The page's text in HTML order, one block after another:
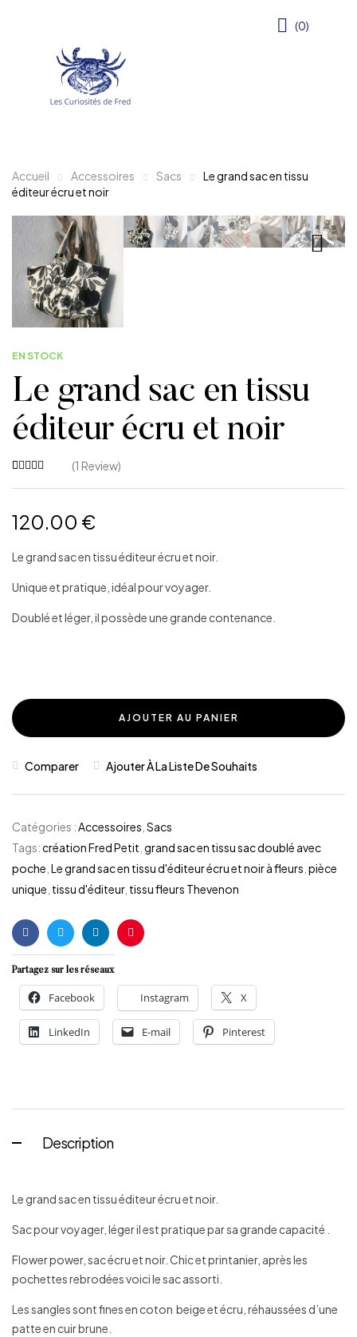
(0)
Accueil Accessoires Sacs
Le grand sac en tissu
éditeur écru et noir
EN STOCK
Le grand sac en tissu
éditeur écru et noir
Noté5.00
1
notation
client
(1 Review)
120.00 €
Le grand sac en tissu éditeur écru et noir.
Unique et pratique, idéal pour voyager.
Doublé et léger, il possède une grande contenance.
AJOUTER AU PANIER
Comparer Ajouter À La Liste De Souhaits
Catégories :Accessoires Sacs
Tags:création Fred Petit grand sac en tissu sac doublé avec
poche Le grand sac en tissu d'éditeur écru et noir à fleurs pièce
unique tissu d'éditeur, tissu fleurs Thevenon
FacebookTwitterLinkedinPinterest
Partagez sur les réseaux
Facebook Instagram X
LinkedIn E-mail Pinterest
Description
Le grand sac en tissu éditeur écru et noir.
Sac pour voyager, léger il est pratique par sa grande capacité .
Flower power, sac écru et noir. Chic et printanier, après les
pochettes rebrodées voici le sac assorti.
Les sangles sont fines en coton beige et écru, réhaussées d’une
patte en cuir brune.